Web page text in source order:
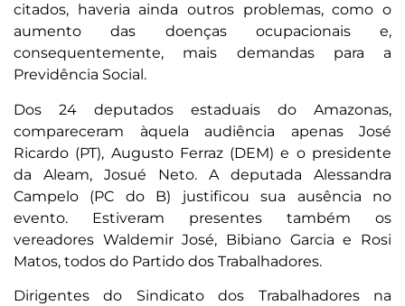
citados, haveria ainda outros problemas, como o
aumento das doenças ocupacionais e,
consequentemente, mais demandas para a
Previdência Social.
Dos 24 deputados estaduais do Amazonas,
compareceram àquela audiência apenas José
Ricardo (PT), Augusto Ferraz (DEM) e o presidente
da Aleam, Josué Neto. A deputada Alessandra
Campelo (PC do B) justificou sua ausência no
evento. Estiveram presentes também os
vereadores Waldemir José, Bibiano Garcia e Rosi
Matos, todos do Partido dos Trabalhadores.
Dirigentes do Sindicato dos Trabalhadores na